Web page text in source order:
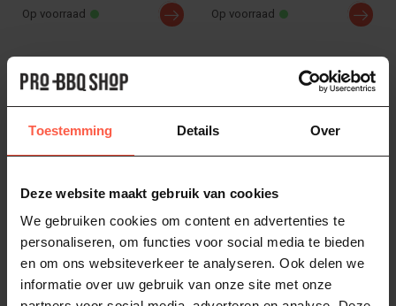
Toestemming Details Over
Deze website maakt gebruik van cookies
We gebruiken cookies om content en advertenties te
personaliseren, om functies voor social media te bieden
en om ons websiteverkeer te analyseren. Ook delen we
informatie over uw gebruik van onze site met onze
Op voorraad Op voorraad
LAGUIOLE STYLE DE VIE
Kaasmessenset
Olijfhout
FORGED
Olive Universeel mes
gekarteld 14cm